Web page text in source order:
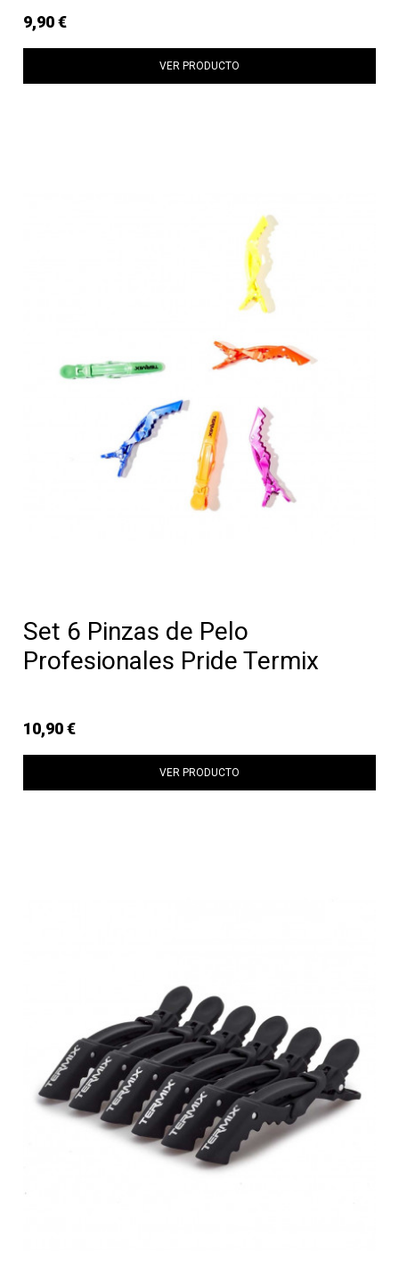
9,90 €
VER PRODUCTO
Set 6 Pinzas de Pelo
Profesionales Pride Termix
10,90 €
VER PRODUCTO